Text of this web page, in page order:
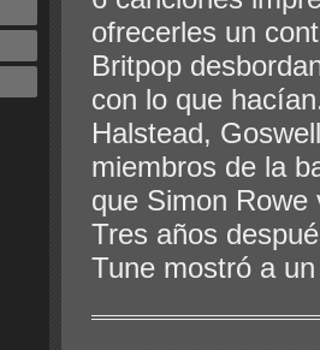
ofrecerles un
Britpop
con lo que
Halstead,
miembros de la
que Simon
Tres años
Tune mostró a